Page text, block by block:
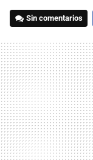
Sin comentarios